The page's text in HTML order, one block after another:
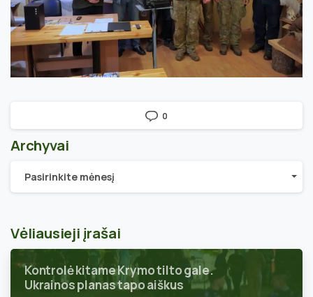
0
Archyvai
Archyvai
Pasirinkite mėnesį
Vėliausieji įrašai
Kontrolė kitame Krymo tilto gale.
Ukrainos planas tapo aiškus